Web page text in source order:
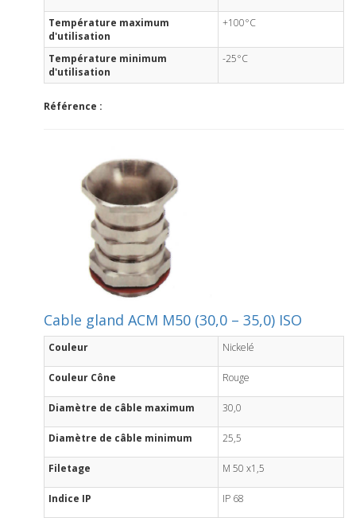
Température maximum
d'utilisation
+100°C
Température minimum
d'utilisation
-25°C
Référence :
Cable gland ACM M50 (30,0 – 35,0) ISO
Couleur Nickelé
Couleur Cône Rouge
Diamètre de câble maximum 30,0
Diamètre de câble minimum 25,5
Filetage M 50 x1,5
Indice IP IP 68